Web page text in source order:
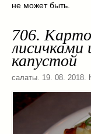
не может быть.
706.
лисичками
капустой
салаты. 19. 08. 2018.